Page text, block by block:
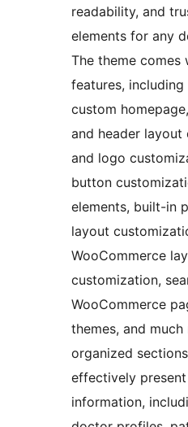
readability, and
elements for any
The theme comes
features,
custom
and header layout
and logo
button
elements, built-in
layout
WooCommerce
customization,
WooCommerce
themes, and
organized
effectively present
information,